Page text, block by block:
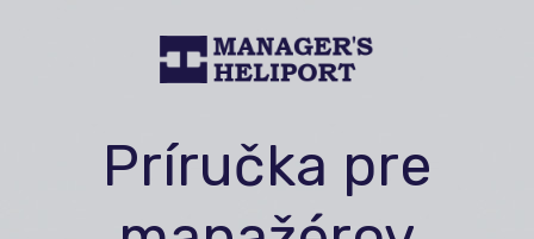
Príručka pre